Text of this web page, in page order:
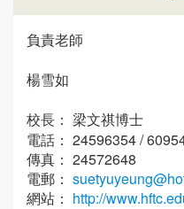
負責老師
楊雪如
校長： 梁文祺博士
電話： 24596354 /
傳真： 24572648
電郵：
網站： http://